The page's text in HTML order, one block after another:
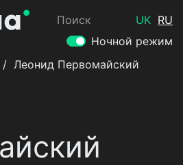
Поиск UK RU
Ночной режим
/ Леонид Первомайский